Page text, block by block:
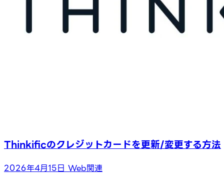
Thinkificのクレジットカードを更新/変更する方法
2026年4月15日 Web関連